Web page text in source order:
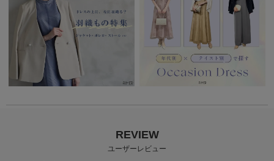
REVIEW
ユーザーレビュー